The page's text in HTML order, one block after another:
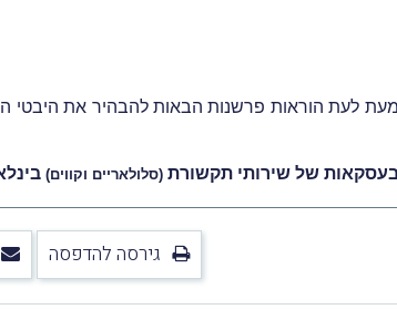
לעת הוראות פרשנות הבאות להבהיר את היבטי
של שירותי תקשורת (סלולאריים וקווים)
גירסה להדפסה